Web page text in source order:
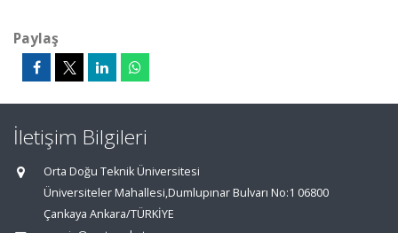
Paylaş
İletişim Bilgileri
Orta Doğu Teknik Üniversitesi
Üniversiteler Mahallesi,Dumlupınar Bulvarı No:1 06800
Çankaya Ankara/TÜRKİYE